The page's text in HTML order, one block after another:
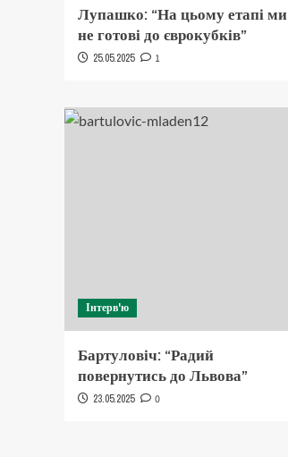
Лупашко: “На цьому етапі ми
не готові до єврокубків”
25.05.2025 1
Інтерв'ю
Бартуловіч: “Радий
повернутись до Львова”
23.05.2025 0